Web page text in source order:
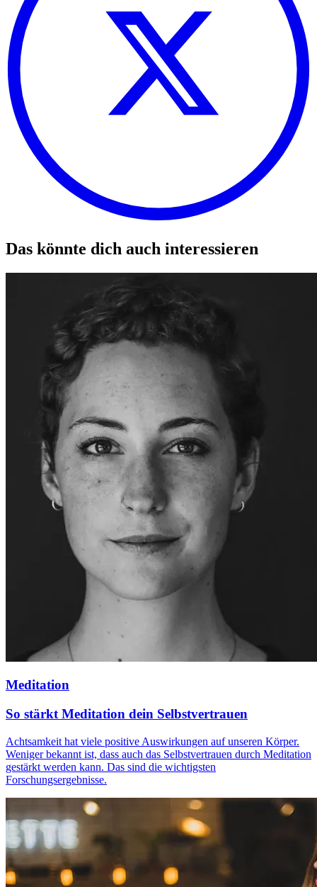
Das könnte dich auch interessieren
Meditation
So stärkt Meditation dein Selbstvertrauen
Achtsamkeit hat viele positive Auswirkungen auf unseren Körper.
Weniger bekannt ist, dass auch das Selbstvertrauen durch Meditation
gestärkt werden kann. Das sind die wichtigsten
Forschungsergebnisse.